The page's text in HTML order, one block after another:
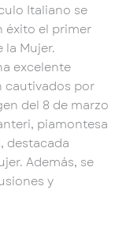
Italiano se
éxito el primer
la Mujer.
excelente
cautivados por
del 8 de marzo
piamontesa
destacada
Además, se
y